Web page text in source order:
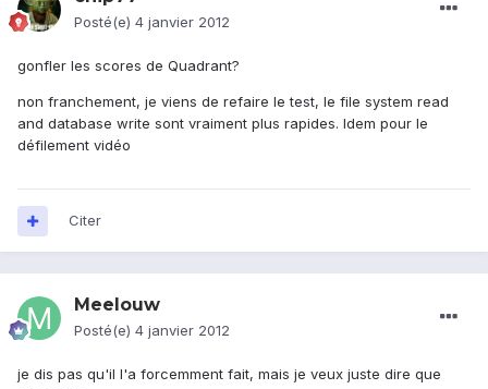
Posté(e) 4 janvier 2012
gonfler les scores de Quadrant?
non franchement, je viens de refaire le test, le file system read
and database write sont vraiment plus rapides. Idem pour le
défilement vidéo
Citer
Meelouw
Posté(e) 4 janvier 2012
je dis pas qu'il l'a forcemment fait, mais je veux juste dire que